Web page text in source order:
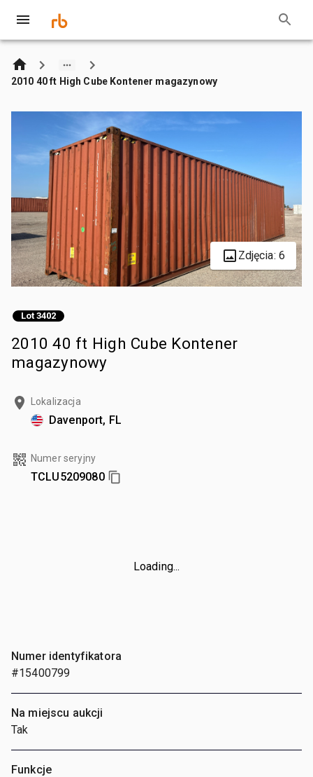
2010 40 ft High Cube Kontener magazynowy
Zdjęcia: 6
Lot 3402
2010 40 ft High Cube Kontener
magazynowy
Lokalizacja
Davenport, FL
Numer seryjny
TCLU5209080
Loading...
Numer identyfikatora
#15400799
Na miejscu aukcji
Tak
Funkcje